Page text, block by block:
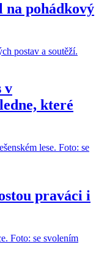
na pohádkový
v
které
praváci i